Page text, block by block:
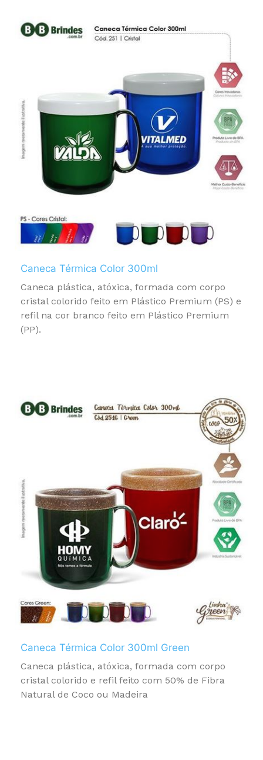
Caneca Térmica Color 300ml
Caneca plástica, atóxica, formada com corpo
cristal colorido feito em Plástico Premium (PS) e
refil na cor branco feito em Plástico Premium
(PP).
Caneca Térmica Color 300ml Green
Caneca plástica, atóxica, formada com corpo
cristal colorido e refil feito com 50% de Fibra
Natural de Coco ou Madeira